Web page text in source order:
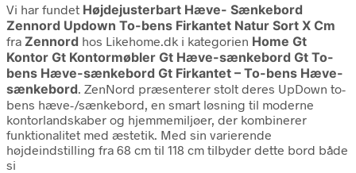
Vi har fundet Højdejusterbart Hæve- Sænkebord
Zennord Updown To-bens Firkantet Natur Sort X Cm
fra Zennord hos Likehome.dk i kategorien Home Gt
Kontor Gt Kontormøbler Gt Hæve-sænkebord Gt To-
bens Hæve-sænkebord Gt Firkantet – To-bens Hæve-
sænkebord. ZenNord præsenterer stolt deres UpDown to-
bens hæve-/sænkebord, en smart løsning til moderne
kontorlandskaber og hjemmemiljøer, der kombinerer
funktionalitet med æstetik. Med sin varierende
højdeindstilling fra 68 cm til 118 cm tilbyder dette bord både
si